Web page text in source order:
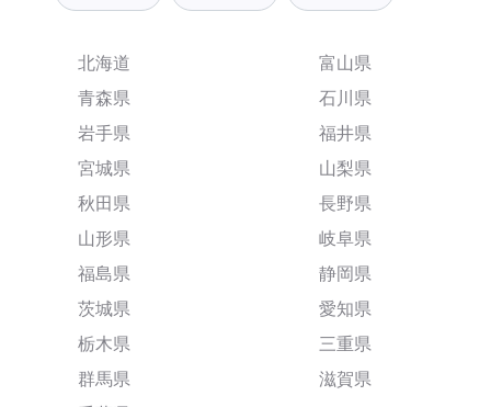
北海道
青森県
岩手県
宮城県
秋田県
山形県
福島県
茨城県
栃木県
群馬県
富山県
石川県
福井県
山梨県
長野県
岐阜県
静岡県
愛知県
三重県
滋賀県